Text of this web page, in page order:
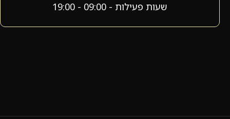
שעות פעילות - 09:00 - 19:00